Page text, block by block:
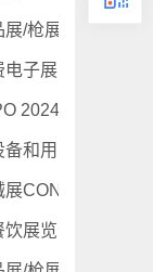
/枪展/射击展
电子展览会
2024年9月24-26
和用品展The
CONEXPO-
展览会NRA